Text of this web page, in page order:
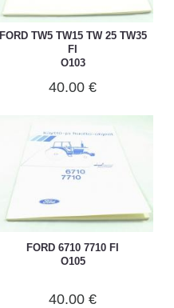
FORD TW5 TW15 TW 25 TW35
FI
O103
40.00 €
FORD 6710 7710 FI
O105
40.00 €